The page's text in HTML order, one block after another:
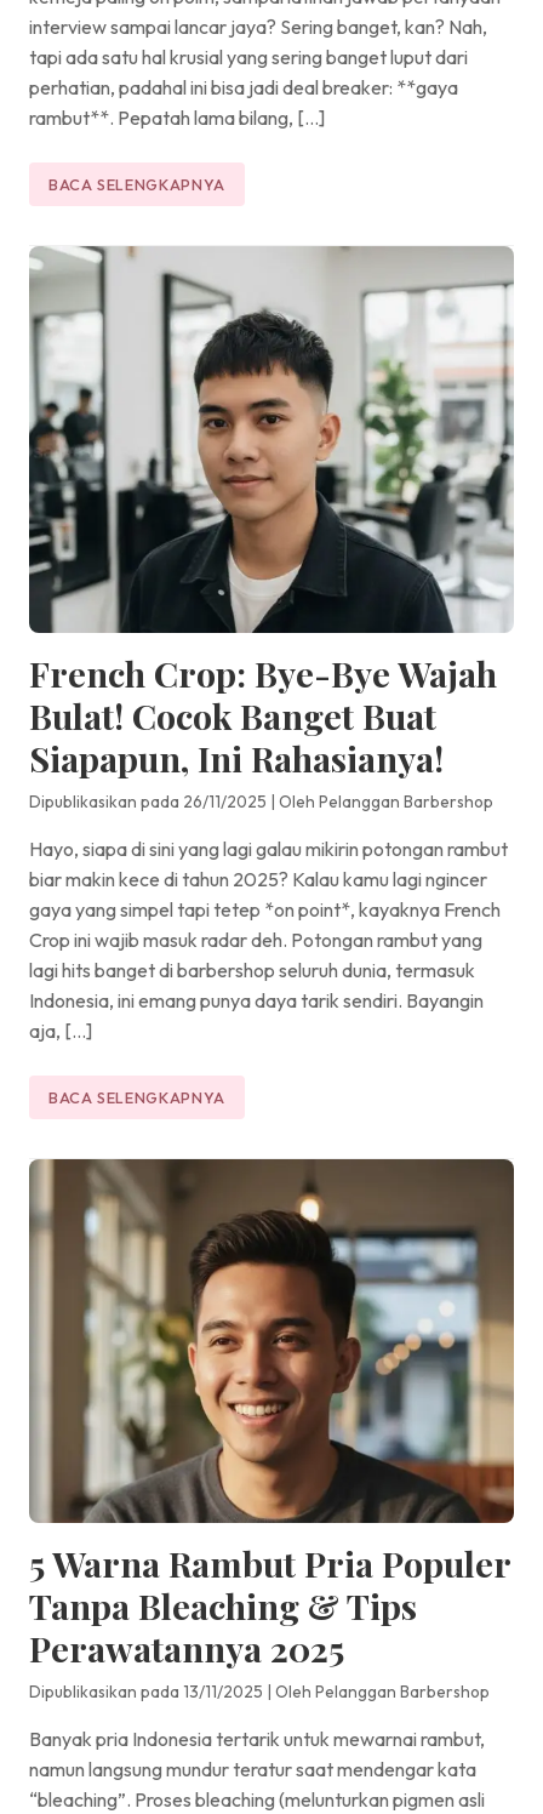
interview sampai lancar jaya? Sering banget, kan? Nah,
tapi ada satu hal krusial yang sering banget luput dari
perhatian, padahal ini bisa jadi deal breaker: **gaya
rambut**. Pepatah lama bilang, […]
BACA SELENGKAPNYA
French Crop: Bye-Bye Wajah
Bulat! Cocok Banget Buat
Siapapun, Ini Rahasianya!
Dipublikasikan pada 26/11/2025 Oleh Pelanggan Barbershop
Hayo, siapa di sini yang lagi galau mikirin potongan rambut
biar makin kece di tahun 2025? Kalau kamu lagi ngincer
gaya yang simpel tapi tetep *on point*, kayaknya French
Crop ini wajib masuk radar deh. Potongan rambut yang
lagi hits banget di barbershop seluruh dunia, termasuk
Indonesia, ini emang punya daya tarik sendiri. Bayangin
aja, […]
BACA SELENGKAPNYA
5 Warna Rambut Pria Populer
Tanpa Bleaching & Tips
Perawatannya 2025
Dipublikasikan pada 13/11/2025 Oleh Pelanggan Barbershop
Banyak pria Indonesia tertarik untuk mewarnai rambut,
namun langsung mundur teratur saat mendengar kata
“bleaching”. Proses bleaching (melunturkan pigmen asli